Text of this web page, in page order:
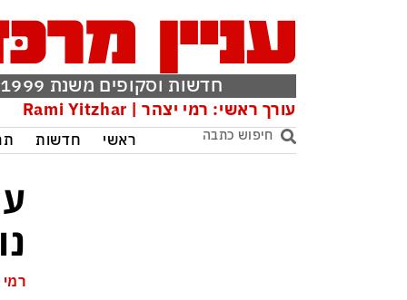
חדשות וסקופים משנת 1999
עורך ראשי: רמי יצהר | Rami Yitzhar
ראשי חדשות